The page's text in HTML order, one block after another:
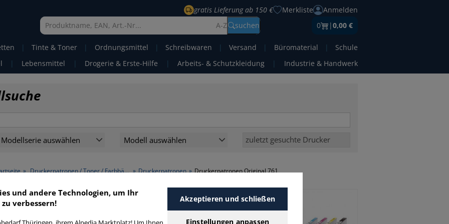
gratis Lieferung ab 150 € Merkliste
Anmelden
A-Z
suchen 0 |0,00 €
| Tinte & Toner | Ordnungsmittel | Schreibwaren | Versand | Büromaterial |
Schule
| Lebensmittel | Drogerie & Erste-Hilfe | Arbeits- & Schutzkleidung | Industrie & Handwerk
Modellserie auswählen Modell auswählen
» Druckerpatronen / Toner / Farbbänder » Druckerpatronen » Druckerpatronen Original 761
Original 761 >
761
und andere Technologien, um Ihr
verbessern!
Akzeptieren und schließen
Einstellungen anpassen